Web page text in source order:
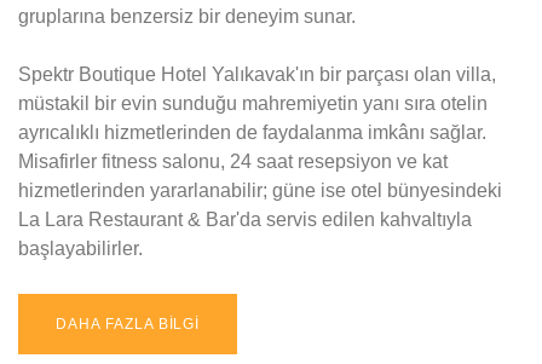
gruplarına benzersiz bir deneyim sunar.
Spektr Boutique Hotel Yalıkavak'ın bir parçası olan villa,
müstakil bir evin sunduğu mahremiyetin yanı sıra otelin
ayrıcalıklı hizmetlerinden de faydalanma imkânı sağlar.
Misafirler fitness salonu, 24 saat resepsiyon ve kat
hizmetlerinden yararlanabilir; güne ise otel bünyesindeki
La Lara Restaurant & Bar'da servis edilen kahvaltıyla
başlayabilirler.
DAHA FAZLA BİLGİ